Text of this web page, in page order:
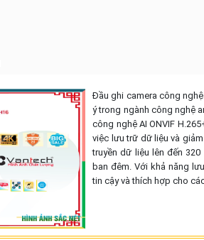
Đầu ghi camera công
ý trong ngành công nghệ
công nghệ AI ONVIF
việc lưu trữ dữ liệu và
truyền dữ liệu lên đến
ban đêm. Với khả năng
tin cậy và thích hợp cho